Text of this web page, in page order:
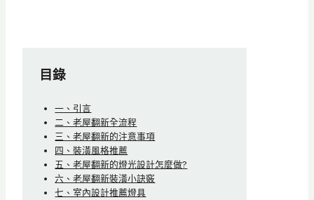
目錄
一、引言
二、老屋翻新全流程
三、老屋翻新的注意事項
四、裝潢風格推薦
五、老屋翻新的燈光設計怎麼做?
六、老屋翻新裝潢小訣竅
七、室內設計推薦燈具